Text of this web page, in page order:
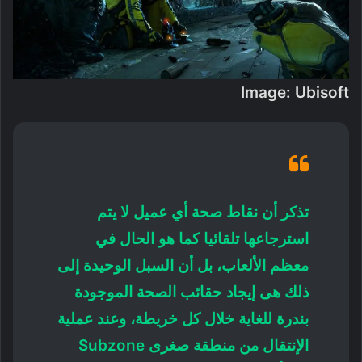
Image: Ubisoft
تذكر أن نقاط صحة أي عميل لا يتم
استرجاعها تلقائيا كما هو الحال في
معظم الألعاب، بل أن السبل الوحيدة إلى
ذلك هى إيجاد حقائب الصحة الموجودة
بندرة للغاية خلال كل خريطة، وعند عملية
الإنتقال من منطقة صغرى Subzone